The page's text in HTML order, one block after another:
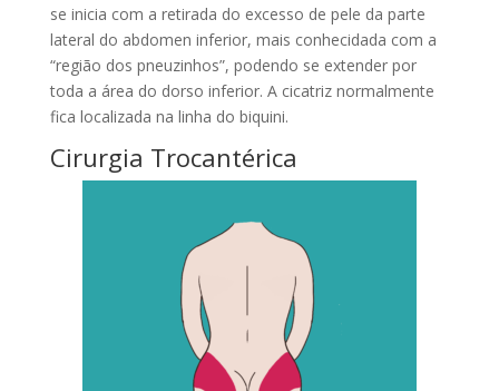
se inicia com a retirada do excesso de pele da parte
lateral do abdomen inferior, mais conhecidada com a
“região dos pneuzinhos”, podendo se extender por
toda a área do dorso inferior. A cicatriz normalmente
fica localizada na linha do biquini.
Cirurgia Trocantérica